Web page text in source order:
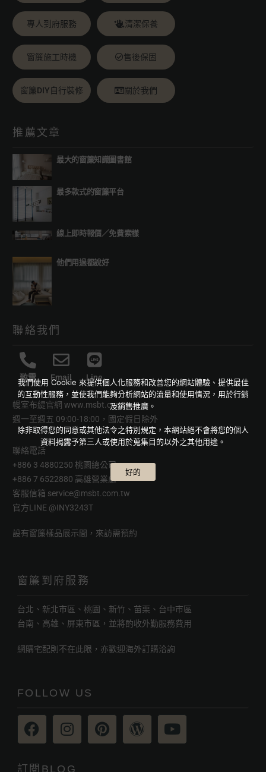
專人到府服務 清潔保養
窗簾施工時機 售後保固
窗簾DIY自行裝修 關於我們
推薦文章
最大的窗簾知識圖書館
最多款式的窗簾平台
線上即時報價／免費索樣
他們用過都說好
聯絡我們
致電 Email Line
幔室布緹官網www.msbt.com.tw
週一至週五 09:00-18:00，國定假日除外
聯絡電話
+886 3 4880250 桃園總公司
+886 7 6522880 高雄營業處
客服信箱 service@msbt.com.tw
官方LINE @INY3243T
設有窗簾樣品展示間，來訪需預約
窗簾到府服務
台北、新北市區、桃園、新竹、苗栗、台中市區
台南、高雄、屏東市區，並將酌收外勤服務費用
網購宅配則不在此限，亦歡迎海外訂購洽詢
FOLLOW US
訂閱BLOG
我們使用 Cookie 來提供個人化服務和改善您的網站體驗、提供最佳
的互動性服務，並使我們能夠分析網站的流量和使用情況，用於行銷
及銷售推廣。
除非取得您的同意或其他法令之特別規定，本網站絕不會將您的個人
資料揭露予第三人或使用於蒐集目的以外之其他用途。
好的